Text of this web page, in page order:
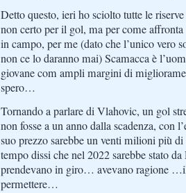
Detto questo, ieri ho sciolto tutte le
non certo per il gol, ma per come
in campo, per me (dato che l’unico vero
non ce lo daranno mai) Scamacca è
giovane com ampli margini di
spero…
Tornando a parlare di Vlahovic, un gol
non fosse a un anno dalla scadenza, con
suo prezzo sarebbe un venti milioni più
tempo dissi che nel 2022 sarebbe stato
prendevano in giro… avevano ragione
permettere…